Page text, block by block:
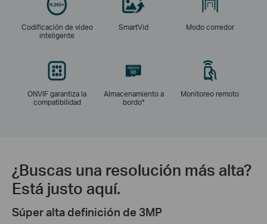
Codificación de video
inteligente
SmartVid Modo corredor
ONVIF garantiza la
compatibilidad
Almacenamiento a
bordo*
Monitoreo remoto
¿Buscas una resolución más alta?
Está justo aquí.
Súper alta definición de 3MP